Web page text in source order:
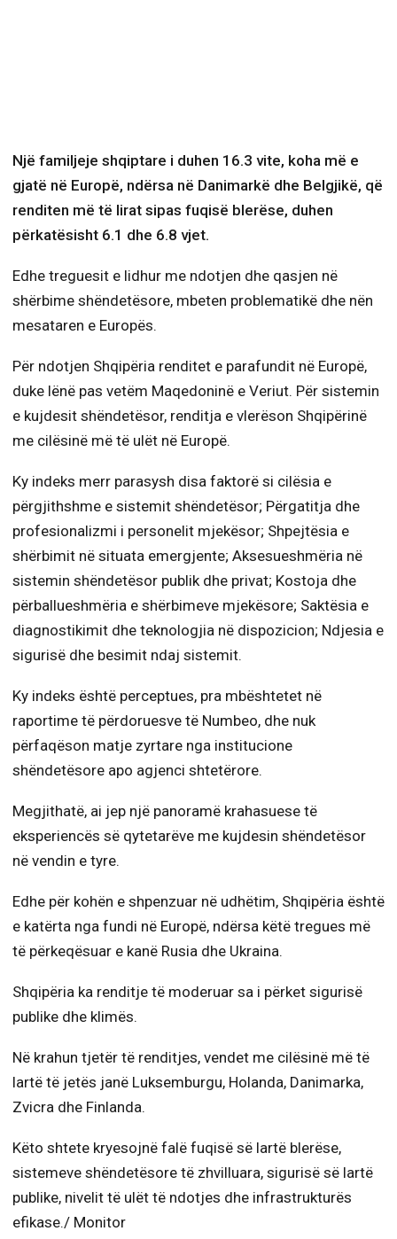
Një familjeje shqiptare i duhen 16.3 vite, koha më e
gjatë në Europë, ndërsa në Danimarkë dhe Belgjikë, që
renditen më të lirat sipas fuqisë blerëse, duhen
përkatësisht 6.1 dhe 6.8 vjet.
Edhe treguesit e lidhur me ndotjen dhe qasjen në
shërbime shëndetësore, mbeten problematikë dhe nën
mesataren e Europës.
Për ndotjen Shqipëria renditet e parafundit në Europë,
duke lënë pas vetëm Maqedoninë e Veriut. Për sistemin
e kujdesit shëndetësor, renditja e vlerëson Shqipërinë
me cilësinë më të ulët në Europë.
Ky indeks merr parasysh disa faktorë si cilësia e
përgjithshme e sistemit shëndetësor; Përgatitja dhe
profesionalizmi i personelit mjekësor; Shpejtësia e
shërbimit në situata emergjente; Aksesueshmëria në
sistemin shëndetësor publik dhe privat; Kostoja dhe
përballueshmëria e shërbimeve mjekësore; Saktësia e
diagnostikimit dhe teknologjia në dispozicion; Ndjesia e
sigurisë dhe besimit ndaj sistemit.
Ky indeks është perceptues, pra mbështetet në
raportime të përdoruesve të Numbeo, dhe nuk
përfaqëson matje zyrtare nga institucione
shëndetësore apo agjenci shtetërore.
Megjithatë, ai jep një panoramë krahasuese të
eksperiencës së qytetarëve me kujdesin shëndetësor
në vendin e tyre.
Edhe për kohën e shpenzuar në udhëtim, Shqipëria është
e katërta nga fundi në Europë, ndërsa këtë tregues më
të përkeqësuar e kanë Rusia dhe Ukraina.
Shqipëria ka renditje të moderuar sa i përket sigurisë
publike dhe klimës.
Në krahun tjetër të renditjes, vendet me cilësinë më të
lartë të jetës janë Luksemburgu, Holanda, Danimarka,
Zvicra dhe Finlanda.
Këto shtete kryesojnë falë fuqisë së lartë blerëse,
sistemeve shëndetësore të zhvilluara, sigurisë së lartë
publike, nivelit të ulët të ndotjes dhe infrastrukturës
efikase./ Monitor